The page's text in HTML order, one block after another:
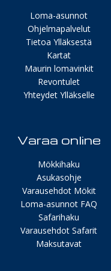
Loma-asunnot
Ohjelmapalvelut
Tietoa Ylläksestä
Kartat
Maurin lomavinkit
Revontulet
Yhteydet Ylläkselle
Varaa online
Mökkihaku
Asukasohje
Varausehdot Mökit
Loma-asunnot FAQ
Safarihaku
Varausehdot Safarit
Maksutavat